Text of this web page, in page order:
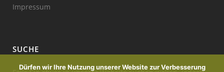
Impressum
SUCHE
Dürfen wir Ihre Nutzung unserer Website zur Verbesserung